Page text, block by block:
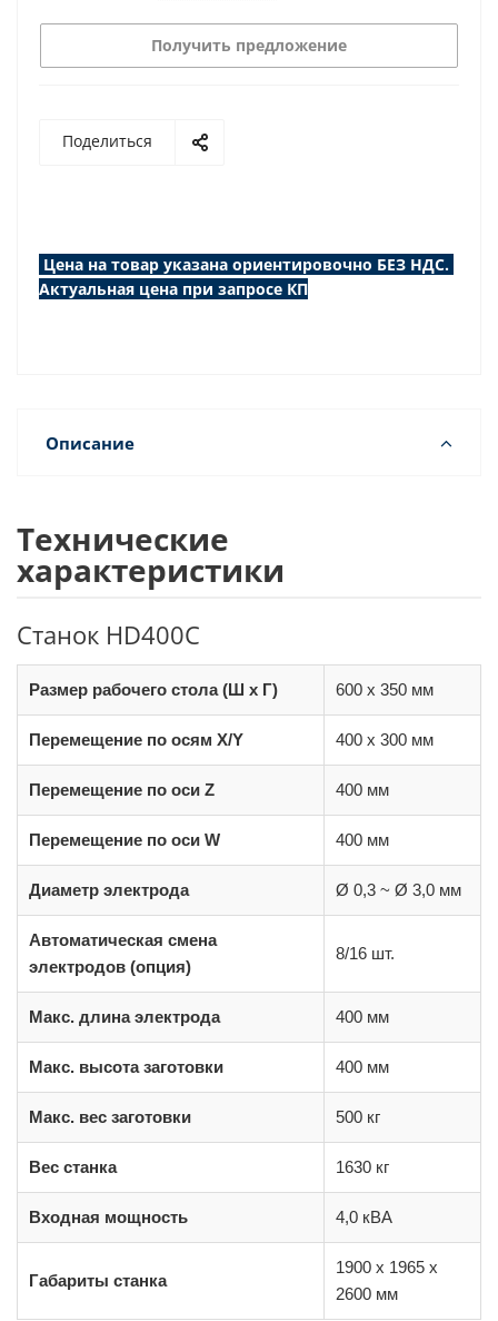
Получить предложение
Поделиться
Цена на товар указана ориентировочно БЕЗ НДС.
Актуальная цена при запросе КП
Описание
Технические
характеристики
Станок HD400C
Размер рабочего стола (Ш x Г) 600 x 350 мм
Перемещение по осям X/Y 400 x 300 мм
Перемещение по оси Z 400 мм
Перемещение по оси W 400 мм
Диаметр электрода Ø 0,3 ~ Ø 3,0 мм
Автоматическая смена
электродов (опция)
8/16 шт.
Макс. длина электрода 400 мм
Макс. высота заготовки 400 мм
Макс. вес заготовки 500 кг
Вес станка 1630 кг
Входная мощность 4,0 кВА
Габариты станка
1900 x 1965 x
2600 мм